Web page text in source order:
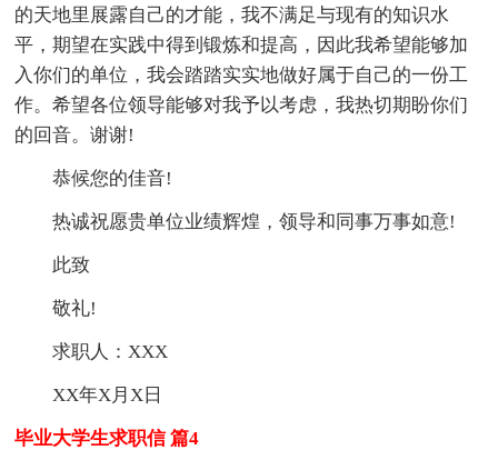
的天地里展露自己的才能，我不满足与现有的知识水
平，期望在实践中得到锻炼和提高，因此我希望能够加
入你们的单位，我会踏踏实实地做好属于自己的一份工
作。希望各位领导能够对我予以考虑，我热切期盼你们
的回音。谢谢!
恭候您的佳音!
热诚祝愿贵单位业绩辉煌，领导和同事万事如意!
此致
敬礼!
求职人：XXX
XX年X月X日
毕业大学生求职信 篇4